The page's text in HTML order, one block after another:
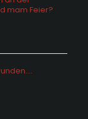
mam Feier?